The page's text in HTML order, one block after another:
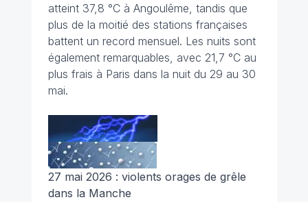
atteint 37,8 °C à Angoulême, tandis que
plus de la moitié des stations françaises
battent un record mensuel. Les nuits sont
également remarquables, avec 21,7 °C au
plus frais à Paris dans la nuit du 29 au 30
mai.
27 mai 2026 : violents orages de grêle
dans la Manche